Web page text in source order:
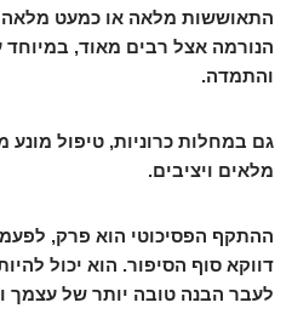
התאוששות מלאה או כמעט
הנורמה אצל רבים מאוד, במיוחד
והתמדה.
גם במחלות כרוניות, טיפול
מלאים ויציבים.
ההתקף הפסיכוטי הוא פרק,
דווקא סוף הסיפור. הוא יכול
לעבר הבנה טובה יותר של עצמך